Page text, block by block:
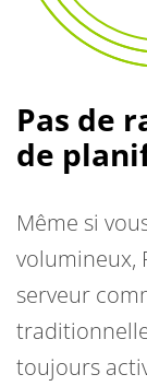
Pas de
de
Même si
volumineux,
serveur
toujours